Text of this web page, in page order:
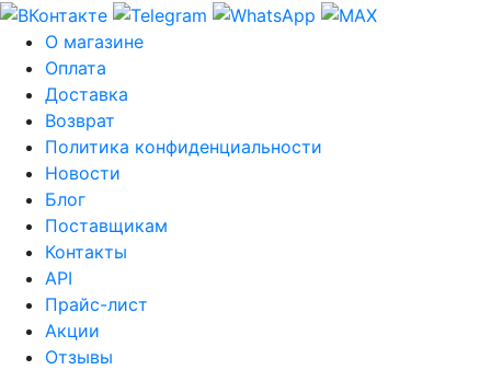
О магазине
Оплата
Доставка
Возврат
Политика конфиденциальности
Новости
Блог
Поставщикам
Контакты
API
Прайс-лист
Акции
Отзывы